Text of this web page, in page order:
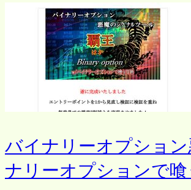
バイナリーオプショ
ナリーオプションで